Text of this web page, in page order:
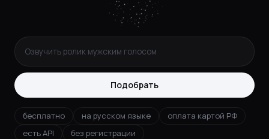
Подобрать
бесплатно на русском языке
оплата картой РФ
есть API
без регистрации